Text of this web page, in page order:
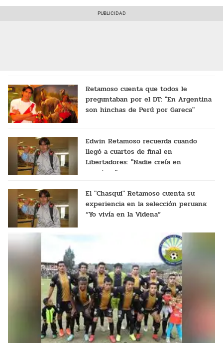
Retamoso cuenta que todos le
preguntaban por el DT: "En Argentina
son hinchas de Perú por Gareca"
Edwin Retamoso recuerda cuando
llegó a cuartos de final en
Libertadores: "Nadie creía en
nosotros"
El "Chasqui" Retamoso cuenta su
experiencia en la selección peruana:
“Yo vivía en la Videna”